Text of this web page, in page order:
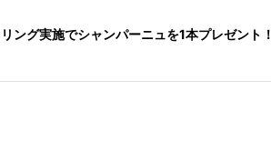
ング実施でシャンパーニュを1本プレゼント！